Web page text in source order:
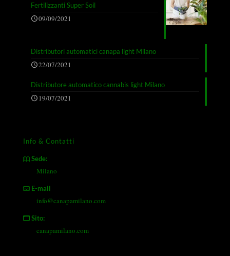
Fertilizzanti Super Soil
09/09/2021
Distributori automatici canapa light Milano
22/07/2021
Distributore automatico cannabis light Milano
19/07/2021
Info & Contatti
Sede:
Milano
E-mail
info@canapamilano.com
Sito:
canapamilano.com